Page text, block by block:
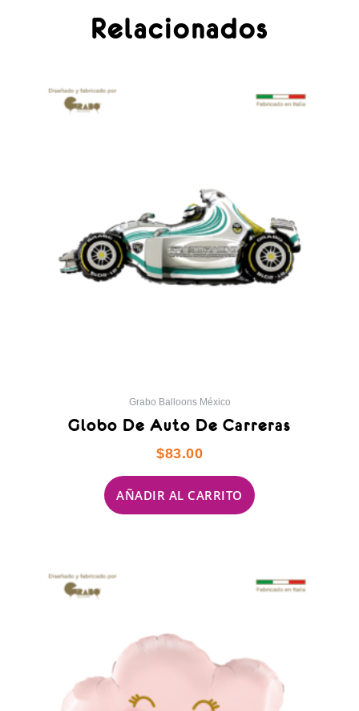
Relacionados
Grabo Balloons México
Globo De Auto De Carreras
$83.00
AÑADIR AL CARRITO
producto
tiene
opciones